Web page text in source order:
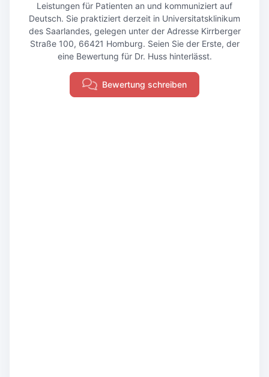
Leistungen für Patienten an und kommuniziert auf
Deutsch. Sie praktiziert derzeit in Universitatsklinikum
des Saarlandes, gelegen unter der Adresse Kirrberger
Straße 100, 66421 Homburg. Seien Sie der Erste, der
eine Bewertung für Dr. Huss hinterlässt.
Bewertung schreiben